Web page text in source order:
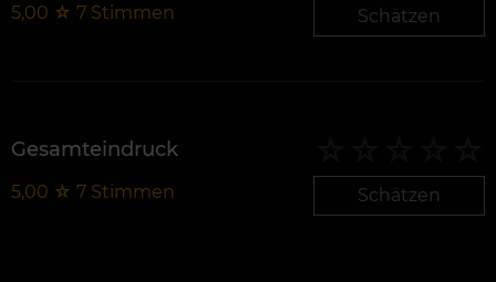
5,00 ☆ 7 Stimmen Schätzen
Gesamteindruck
5,00 ☆ 7 Stimmen Schätzen